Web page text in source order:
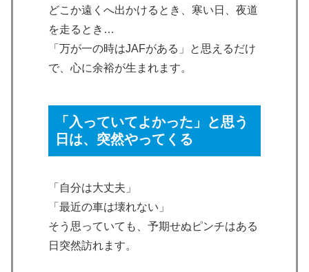
どこか遠くへ出かけるとき、寒い日、夜道
を走るとき…
「万が一の時はJAFがある」と思えるだけ
で、心に余裕が生まれます。
「入っていてよかった」と思う
日は、突然やってくる
「自分は大丈夫」
「最近の車は壊れない」
そう思っていても、予期せぬピンチはある
日突然訪れます。